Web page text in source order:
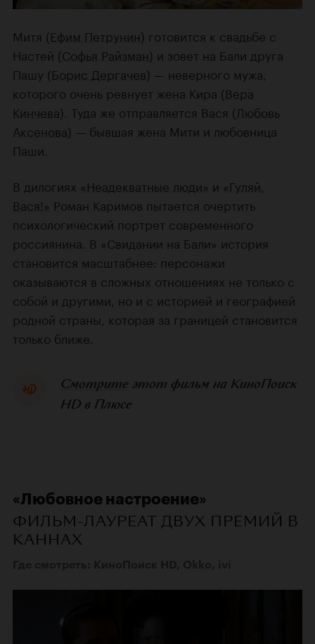
Митя (Ефим Петрунин) готовится к свадьбе с
Настей (Софья Райзман) и зовет на Бали друга
Пашу (Борис Дергачев) — неверного мужа,
которого очень ревнует жена Кира (Вера
Кинчева). Туда же отправляется Вася (Любовь
Аксенова) — бывшая жена Мити и любовница
Паши.
В дилогиях «Неадекватные люди» и «Гуляй,
Вася!» Роман Каримов пытается очертить
психологический портрет современного
россиянина. В «Свидании на Бали» история
становится масштабнее: персонажи
оказываются в сложных отношениях не только с
собой и другими, но и с историей и географией
родной страны, которая за границей становится
только ближе.
Смотрите этот фильм на КиноПоиск
HD в Плюсе
«Любовное настроение»
ФИЛЬМ-ЛАУРЕАТ ДВУХ ПРЕМИЙ В
КАННАХ